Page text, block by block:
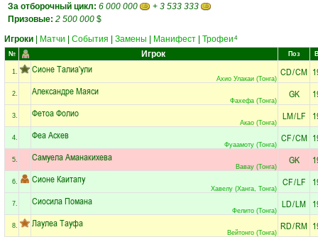
За отборочный цикл: 6 000 000 + 3 533 333
Призовые: 2 500 000 $
Игроки
Матчи События Замены Манифест Трофеи 4
№ Игрок Поз
1. Сионе Талиа'ули
Ахио Улакаи (Тонга)
CD/CM
2. Александре Маяси
Фахефа (Тонга)
GK
3. Фетоа Фолио
Акао (Тонга)
LM/LF
4. Феа Аскев
Фуаамоту (Тонга)
CF/CM
5. Самуела Аманакихева
Вавау (Тонга)
GK
6. Сионе Каитапу
Хавелу (Ханга, Тонга)
CF/LF
7. Сиосила Помана
Фелито (Тонга)
LD/LM
8. Лаулеа Тауфа
Вейтонго (Тонга)
RD/RM